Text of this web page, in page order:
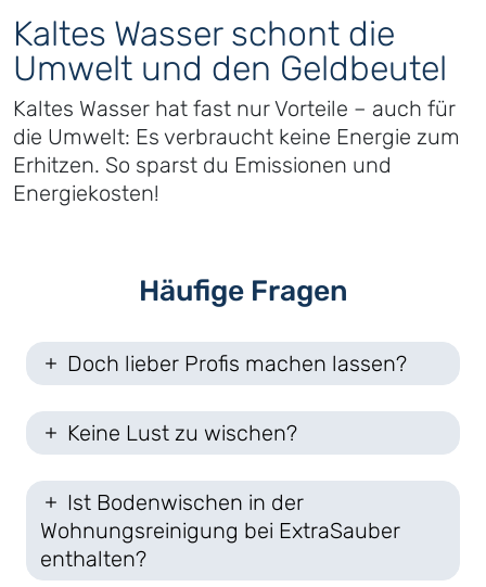
Kaltes Wasser schont die
Umwelt und den Geldbeutel
Kaltes Wasser hat fast nur Vorteile – auch für
die Umwelt: Es verbraucht keine Energie zum
Erhitzen. So sparst du Emissionen und
Energiekosten!
Häufige Fragen
Doch lieber Profis machen lassen?
Keine Lust zu wischen?
Ist Bodenwischen in der
Wohnungsreinigung bei ExtraSauber
enthalten?